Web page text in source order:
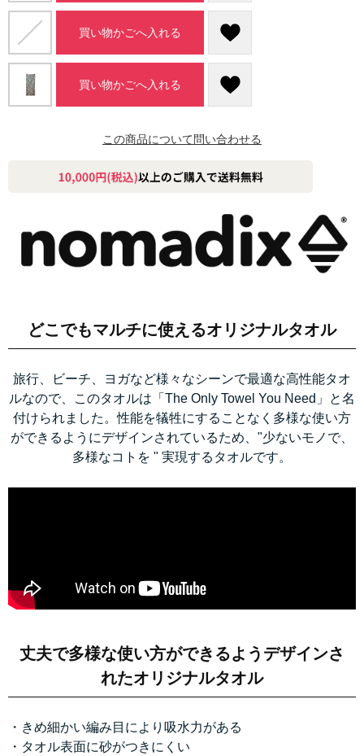
買い物かごへ入れる
買い物かごへ入れる
この商品について問い合わせる
どこでもマルチに使えるオリジナルタオル
旅行、ビーチ、ヨガなど様々なシーンで最適な高性能タオ
ルなので、このタオルは「The Only Towel You Need」と名
付けられました。性能を犠牲にすることなく多様な使い方
ができるようにデザインされているため、"少ないモノで、
多様なコトを " 実現するタオルです。
丈夫で多様な使い方ができるようデザインさ
れたオリジナルタオル
・きめ細かい編み目により吸水力がある
・タオル表面に砂がつきにくい